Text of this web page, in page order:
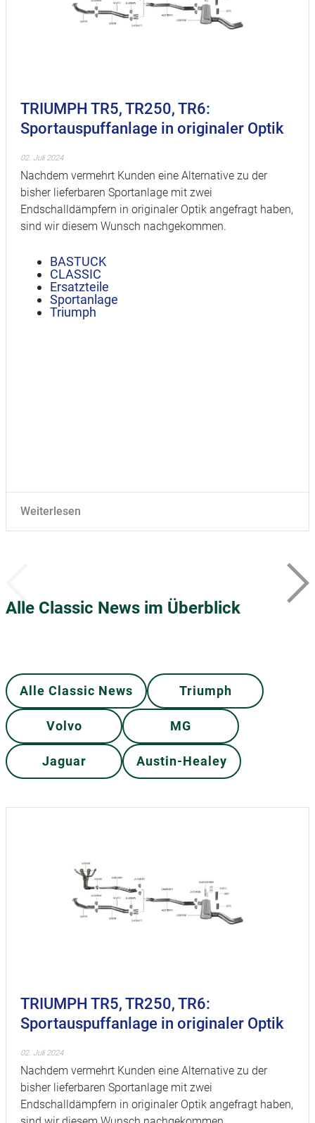
TRIUMPH TR5, TR250, TR6:
Sportauspuffanlage in originaler Optik
02. Juli 2024
Nachdem vermehrt Kunden eine Alternative zu der
bisher lieferbaren Sportanlage mit zwei
Endschalldämpfern in originaler Optik angefragt haben,
sind wir diesem Wunsch nachgekommen.
BASTUCK
CLASSIC
Ersatzteile
Sportanlage
Triumph
Weiterlesen
Alle Classic News im Überblick
Alle Classic News Triumph
Volvo MG
Jaguar Austin-Healey
TRIUMPH TR5, TR250, TR6:
Sportauspuffanlage in originaler Optik
02. Juli 2024
Nachdem vermehrt Kunden eine Alternative zu der
bisher lieferbaren Sportanlage mit zwei
Endschalldämpfern in originaler Optik angefragt haben,